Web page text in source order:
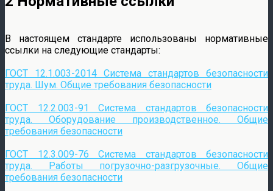
В настоящем стандарте использованы нормативные
ссылки на следующие стандарты:
ГОСТ 12.1.003-2014 Система стандартов безопасности
труда. Шум. Общие требования безопасности
ГОСТ 12.2.003-91 Система стандартов безопасности
труда. Оборудование производственное. Общие
требования безопасности
ГОСТ 12.3.009-76 Система стандартов безопасности
труда. Работы погрузочно-разгрузочные. Общие
требования безопасности